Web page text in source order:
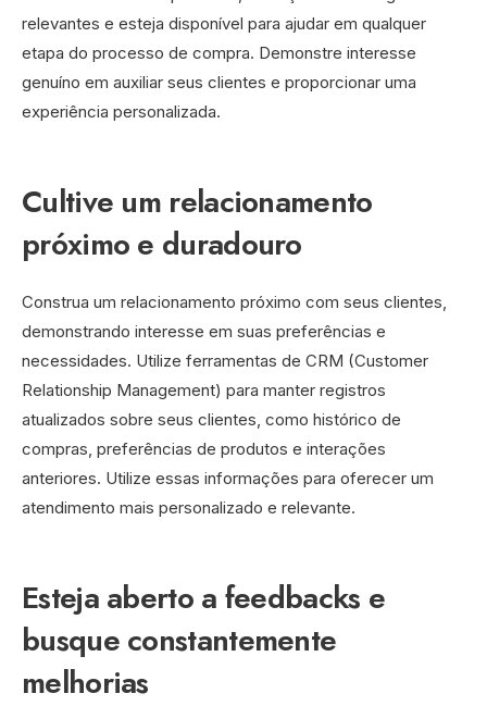
relevantes e esteja disponível para ajudar em qualquer
etapa do processo de compra. Demonstre interesse
genuíno em auxiliar seus clientes e proporcionar uma
experiência personalizada.
Cultive um relacionamento
próximo e duradouro
Construa um relacionamento próximo com seus clientes,
demonstrando interesse em suas preferências e
necessidades. Utilize ferramentas de CRM (Customer
Relationship Management) para manter registros
atualizados sobre seus clientes, como histórico de
compras, preferências de produtos e interações
anteriores. Utilize essas informações para oferecer um
atendimento mais personalizado e relevante.
Esteja aberto a feedbacks e
busque constantemente
melhorias